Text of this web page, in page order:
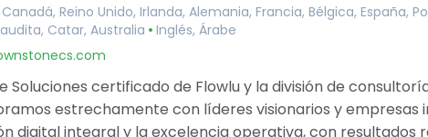
Reino Unido, Irlanda, Alemania, Francia, Bélgica, España,
Catar, Australia Inglés, Árabe
Soluciones certificado de Flowlu y la división de
estrechamente con líderes visionarios y empresas
digital integral y la excelencia operativa, con resultados